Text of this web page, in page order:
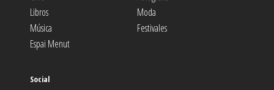
Libros
Moda
Música
Festivales
Espai Menut
Social